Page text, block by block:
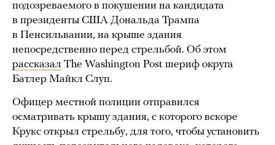
подозреваемого в покушении на кандидата
в президенты США Дональда Трампа
в Пенсильвании, на крыше здания
непосредственно перед стрельбой. Об этом
рассказал The Washington Post шериф округа
Батлер Майкл Слуп.
Офицер местной полиции отправился
осматривать крышу здания, с которого вскоре
Крукс открыл стрельбу, для того, чтобы установить